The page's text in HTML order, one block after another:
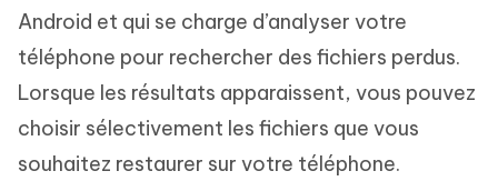
Android et qui se charge d’analyser votre
téléphone pour rechercher des fichiers perdus.
Lorsque les résultats apparaissent, vous pouvez
choisir sélectivement les fichiers que vous
souhaitez restaurer sur votre téléphone.